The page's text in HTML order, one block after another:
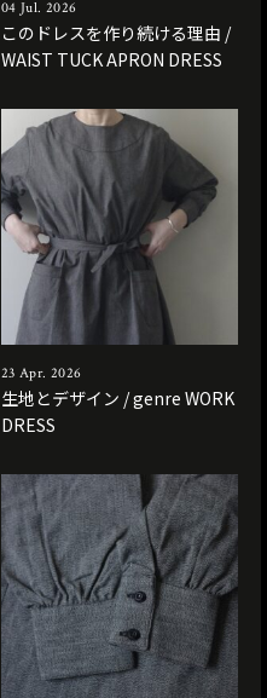
04 Jul. 2026
このドレスを作り続ける理由 /
WAIST TUCK APRON DRESS
23 Apr. 2026
生地とデザイン / genre WORK
DRESS